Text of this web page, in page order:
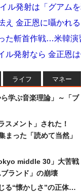
ル発射は「グアムを
え 金正恩に囁かれる
た斬首作戦…米韓演
ル発射なら 金正恩
ライフ マネー
学ぶ音楽理論」～「ブ
スメント」された！
まった「読めて当然」
middle 30」大苦戦
ランド」の崩壊
る“懐かしさ”の正体…